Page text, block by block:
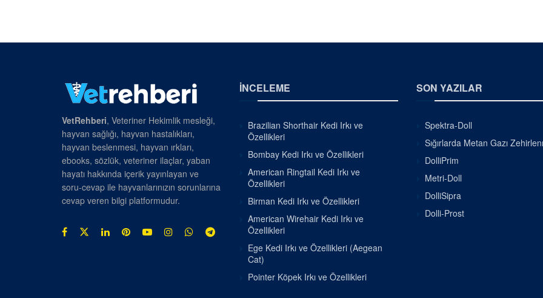
VetRehberi, Veteriner Hekimlik mesleği,
hayvan sağlığı, hayvan hastalıkları,
hayvan beslenmesi, hayvan ırkları,
ebooks, sözlük, veteriner ilaçlar, yaban
hayatı hakkında içerik yayınlayan ve
soru-cevap ile hayvanlarınızın sorunlarına
cevap veren bilgi platformudur.
İNCELEME
Brazilian Shorthair Kedi Irkı ve
Özellikleri
Bombay Kedi Irkı ve Özellikleri
American Ringtail Kedi Irkı ve
Özellikleri
Birman Kedi Irkı ve Özellikleri
American Wirehair Kedi Irkı ve
Özellikleri
Ege Kedi Irkı ve Özellikleri (Aegean
Cat)
Pointer Köpek Irkı ve Özellikleri
SON YAZILAR
Spektra-Doll
Sığırlarda Metan Gazı
DolliPrim
Metri-Doll
DolliSipra
Dolli-Prost